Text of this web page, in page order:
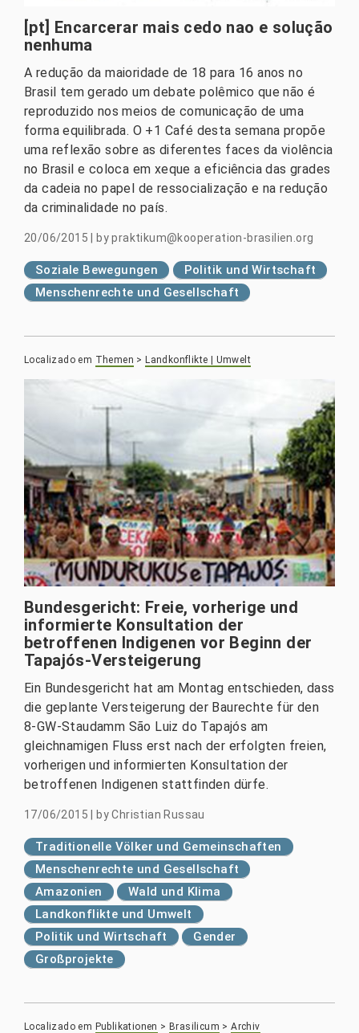
[pt] Encarcerar mais cedo nao e solução
nenhuma
A redução da maioridade de 18 para 16 anos no
Brasil tem gerado um debate polêmico que não é
reproduzido nos meios de comunicação de uma
forma equilibrada. O +1 Café desta semana propõe
uma reflexão sobre as diferentes faces da violência
no Brasil e coloca em xeque a eficiência das grades
da cadeia no papel de ressocialização e na redução
da criminalidade no país.
20/06/2015|bypraktikum@kooperation-brasilien.org
Soziale Bewegungen
Politik und Wirtschaft
Menschenrechte und Gesellschaft
Localizado em Themen >Landkonflikte | Umwelt
Bundesgericht: Freie, vorherige und
informierte Konsultation der
betroffenen Indigenen vor Beginn der
Tapajós-Versteigerung
Ein Bundesgericht hat am Montag entschieden, dass
die geplante Versteigerung der Baurechte für den
8-GW-Staudamm São Luiz do Tapajós am
gleichnamigen Fluss erst nach der erfolgten freien,
vorherigen und informierten Konsultation der
betroffenen Indigenen stattfinden dürfe.
17/06/2015|byChristian Russau
Traditionelle Völker und Gemeinschaften
Menschenrechte und Gesellschaft
Amazonien
Wald und Klima
Landkonflikte und Umwelt
Politik und Wirtschaft
Gender
Großprojekte
Localizado em Publikationen >Brasilicum >Archiv